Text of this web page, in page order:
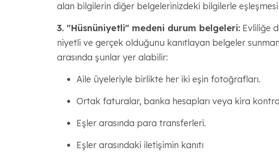
alan bilgilerin diğer belgelerinizdeki bilgilerle
3. "Hüsnüniyetli" medeni durum belgeleri:Evliliğe
niyetli ve gerçek olduğunu kanıtlayan belgeler
arasında şunlar yer alabilir:
Aile üyeleriyle birlikte her iki eşin fotoğrafları.
Ortak faturalar, banka hesapları veya kira
Eşler arasında para transferleri.
Eşler arasındaki iletişimin kanıtı